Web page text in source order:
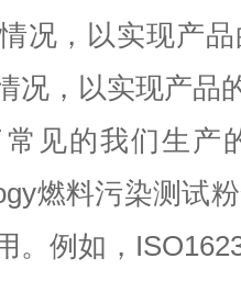
况，以实现产
况，以实现产品
见的我们生产
燃料污染测试
。例如，